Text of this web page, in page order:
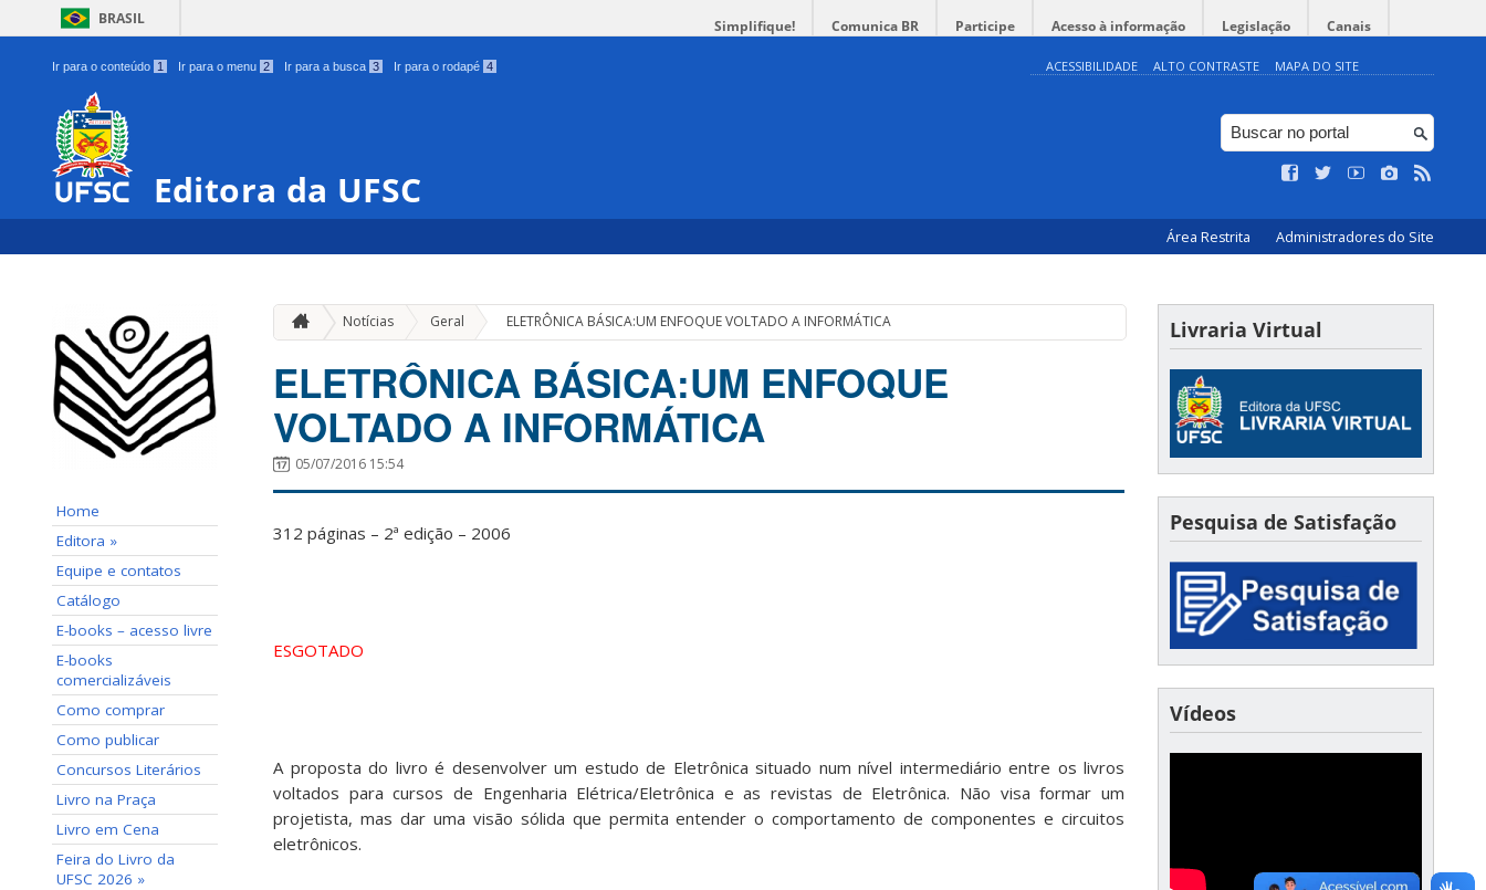
BRASIL Simplifique! Comunica BR Participe Acesso à informação Legislação Canais
Ir para o conteúdo 1 Ir para o menu 2 Ir para a busca 3 Ir para o rodapé 4 ACESSIBILIDADE ALTO CONTRASTE MAPA DO SITE
Editora da UFSC
Área Restrita Administradores do Site
Home
Editora »
Equipe e contatos
Catálogo
E-books – acesso livre
E-books
comercializáveis
Como comprar
Como publicar
Concursos Literários
Livro na Praça
Livro em Cena
Feira do Livro da
UFSC 2026 »
Notícias Geral » ELETRÔNICA BÁSICA:UM ENFOQUE VOLTADO A INFORMÁTICA
ELETRÔNICA BÁSICA:UM ENFOQUE
VOLTADO A INFORMÁTICA
05/07/2016 15:54
312 páginas – 2ª edição – 2006
ESGOTADO
A proposta do livro é desenvolver um estudo de Eletrônica situado num nível intermediário entre os livros
voltados para cursos de Engenharia Elétrica/Eletrônica e as revistas de Eletrônica. Não visa formar um
projetista, mas dar uma visão sólida que permita entender o comportamento de componentes e circuitos
eletrônicos.
Livraria Virtual
Pesquisa de Satisfação
Vídeos